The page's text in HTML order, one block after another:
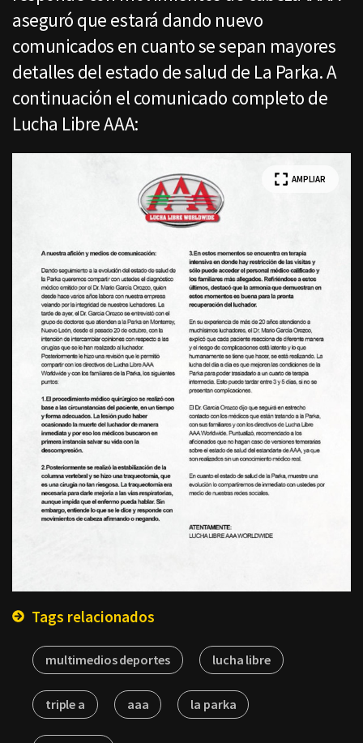
aseguró que estará dando nuevo
comunicados en cuanto se sepan mayores
detalles del estado de salud de La Parka. A
continuación el comunicado completo de
Lucha Libre AAA:
AMPLIAR
Tags relacionados
multimedios deportes lucha libre
triple a aaa la parka